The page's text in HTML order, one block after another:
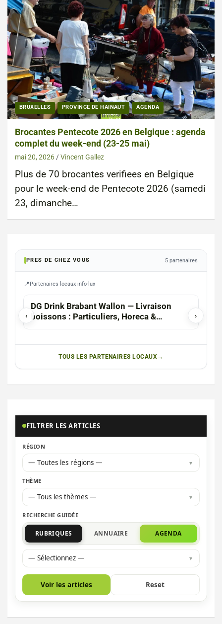
BRUXELLES PROVINCE DE HAINAUT AGENDA
Brocantes Pentecote 2026 en Belgique : agenda
complet du week-end (23-25 mai)
mai 20, 2026 Vincent Gallez
Plus de 70 brocantes verifiees en Belgique
pour le week-end de Pentecote 2026 (samedi
23, dimanche…
PRES DE CHEZ VOUS 5 partenaires
Partenaires locaux info-lux
‹ ›
DG Drink Brabant Wallon — Livraison
boissons : Particuliers, Horeca &
Événements
TOUS LES PARTENAIRES LOCAUX
FILTRER LES ARTICLES
RÉGION
— Toutes les régions —
THÈME
— Tous les thèmes —
RECHERCHE GUIDÉE
RUBRIQUES ANNUAIRE AGENDA
— Sélectionnez —
Voir les articles Reset